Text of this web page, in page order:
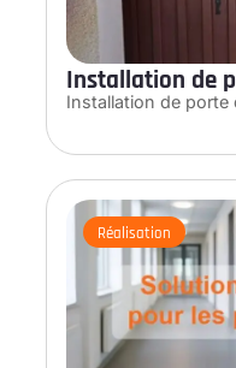
Installation de
Installation de porte
Réalisation